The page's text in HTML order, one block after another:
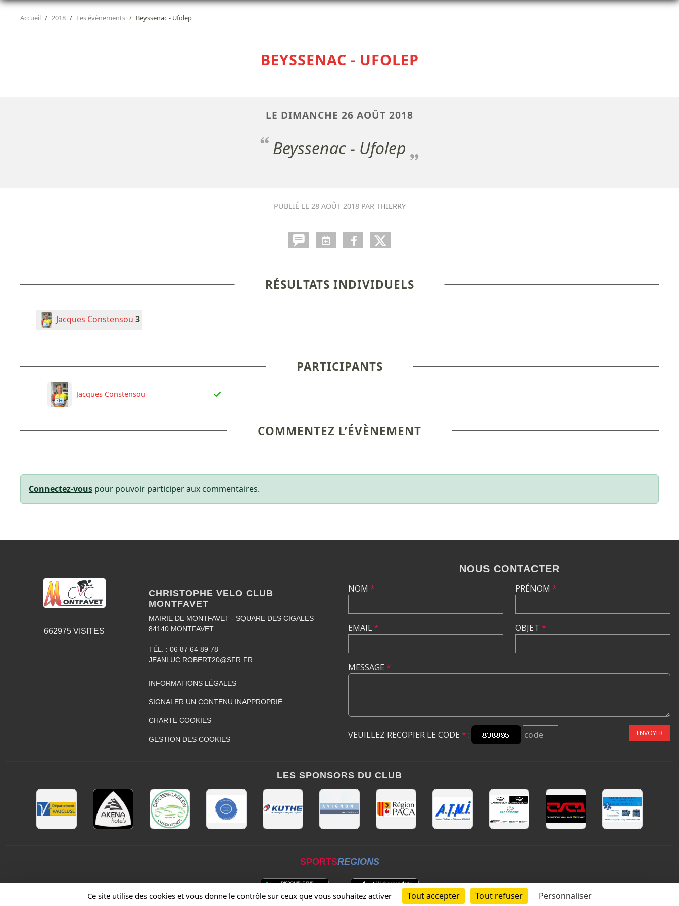
Accueil 2018 Les évènements Beyssenac - Ufolep
BEYSSENAC - UFOLEP
LE DIMANCHE 26 AOÛT 2018
Beyssenac - Ufolep
PUBLIÉ LE 28 AOÛT 2018PAR THIERRY
RÉSULTATS INDIVIDUELS
Jacques Constensou 3
PARTICIPANTS
Jacques Constensou
COMMENTEZ L’ÉVÈNEMENT
Connectez-vous pour pouvoir participer aux commentaires.
662975 VISITES
CHRISTOPHE VELO CLUB
MONTFAVET
MAIRIE DE MONTFAVET - SQUARE DES CIGALES
84140 MONTFAVET
TÉL. : 06 87 64 89 78
JEANLUC.ROBERT20@SFR.FR
INFORMATIONS LÉGALES
SIGNALER UN CONTENU INAPPROPRIÉ
CHARTE COOKIES
GESTION DES COOKIES
NOUS CONTACTER
NOM *
EMAIL*
PRÉNOM *
OBJET *
MESSAGE *
VEUILLEZ RECOPIER LE CODE * : ENVOYER
LES SPONSORS DU CLUB
SPORTSREGIONS
Ce site utilise des cookies et vous donne le contrôle sur ceux que vous souhaitez activer Tout accepter Tout refuser Personnaliser